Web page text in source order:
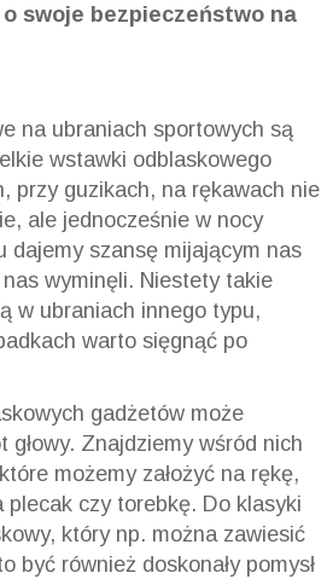
swoje bezpieczeństwo na
na ubraniach sportowych są
wstawki odblaskowego
przy guzikach, na rękawach nie
ale jednocześnie w nocy
dajemy szansę mijającym nas
wyminęli. Niestety takie
w ubraniach innego typu,
warto sięgnąć po
gadżetów może
głowy. Znajdziemy wśród nich
możemy założyć na rękę,
plecak czy torebkę. Do klasyki
który np. można zawiesić
być również doskonały pomysł